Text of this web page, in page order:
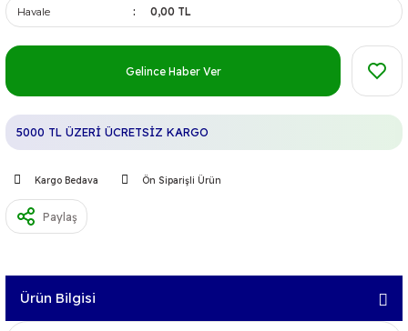
Havale 0,00 TL
Gelince Haber Ver
5000 TL ÜZERİ ÜCRETSİZ KARGO
Kargo Bedava Ön Siparişli Ürün
Paylaş
Ürün Bilgisi